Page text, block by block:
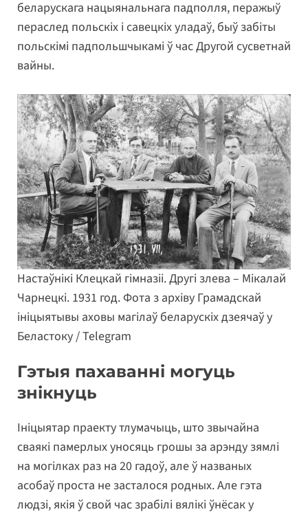
беларускага нацыянальнага падполля, перажыў
пераслед польскіх і савецкіх уладаў, быў забіты
польскімі падпольшчыкамі ў час Другой сусветнай
вайны.
Настаўнікі Клецкай гімназіі. Другі злева – Мікалай
Чарнецкі. 1931 год. Фота з архіву Грамадскай
ініцыятывы аховы магілаў беларускіх дзеячаў у
Беластоку / Telegram
Гэтыя пахаванні могуць
знікнуць
Ініцыятар праекту тлумачыць, што звычайна
сваякі памерлых уносяць грошы за арэнду зямлі
на могілках раз на 20 гадоў, але ў названых
асобаў проста не засталося родных. Але гэта
людзі, якія ў свой час зрабілі вялікі ўнёсак у